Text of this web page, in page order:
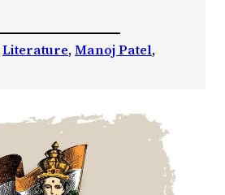
Literature, Manoj Patel